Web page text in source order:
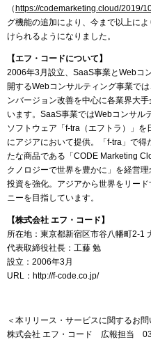
（ https://codemarketing.cloud/2019/
グ機能の追加により、今まで以上に
けられるようになりました。
【エフ・コードについて】
2006年3月設立、SaaS事業とWebコ
開するWebコンサルティング事業で
ンバージョン改善を中心に各業界大
います。SaaS事業ではWebコンサル
ソフトウェア「f-tra（エフトラ）」
にアジアにおいて提供。「f-tra」で
たな商品である「CODE Marketing
クノロジーで世界を豊かに」を経営
投資を強化。アジアから世界をリー
ニーを目指しています。
【株式会社 エフ・コード】
所在地：東京都新宿区市谷八幡町2-1
代表取締役社長：工藤 勉
設立：2006年3月
URL：http://f-code.co.jp/
＜本リリース・サービスに関するお問
株式会社 エフ・コード 広報担当